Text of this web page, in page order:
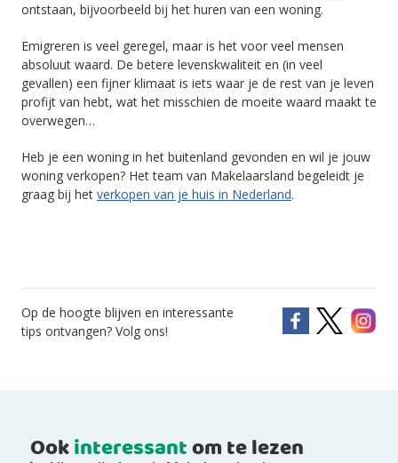
ontstaan, bijvoorbeeld bij het huren van een woning.
Emigreren is veel geregel, maar is het voor veel mensen
absoluut waard. De betere levenskwaliteit en (in veel
gevallen) een fijner klimaat is iets waar je de rest van je leven
profijt van hebt, wat het misschien de moeite waard maakt te
overwegen…
Heb je een woning in het buitenland gevonden en wil je jouw
woning verkopen? Het team van Makelaarsland begeleidt je
graag bij het verkopen van je huis in Nederland.
Op de hoogte blijven en interessante
tips ontvangen? Volg ons!
Ookinteressantom te lezen